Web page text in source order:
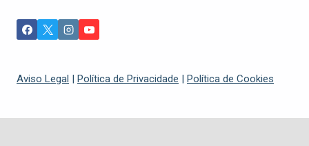
Aviso Legal | Política de Privacidade | Política de Cookies